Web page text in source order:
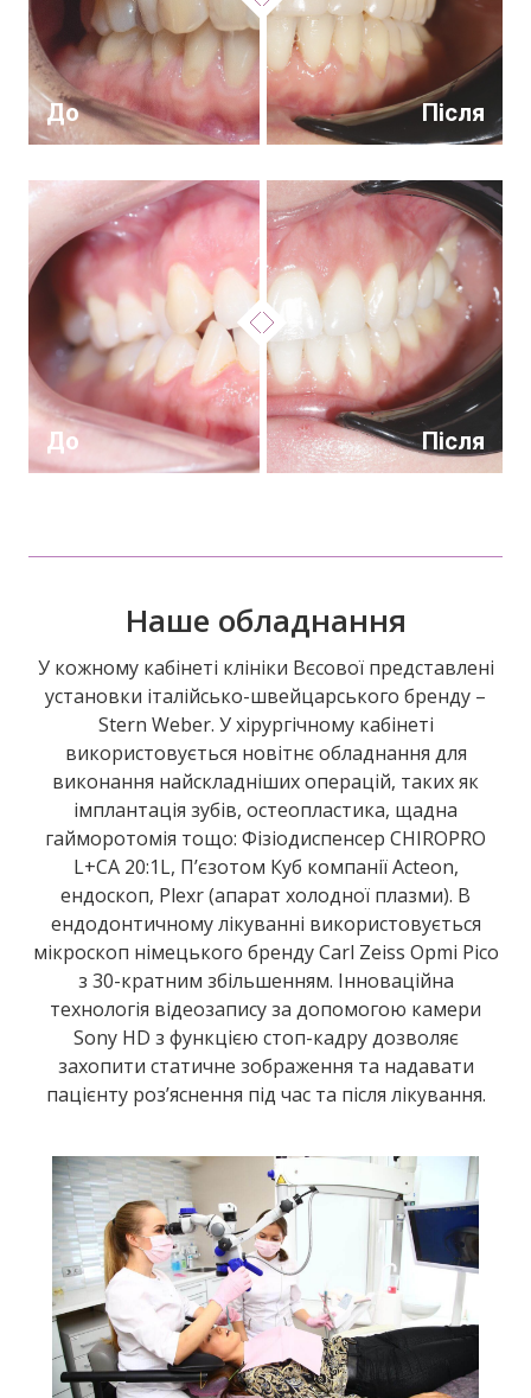
До Після
До Після
Наше обладнання
установки італійсько-швейцарського бренду –
Stern Weber. У хірургічному кабінеті
використовується новітнє обладнання для
виконання найскладніших операцій, таких як
імплантація зубів, остеопластика, щадна
гайморотомія тощо: Фізіодиспенсер CHIROPRO
L+CA 20:1L, П’єзотом Куб компанії Acteon,
ендоскоп, Plexr (апарат холодної плазми). В
ендодонтичному лікуванні використовується
мікроскоп німецького бренду Carl Zeiss Opmi Pico
з 30-кратним збільшенням. Інноваційна
технологія відеозапису за допомогою камери
Sony HD з функцією стоп-кадру дозволяє
захопити статичне зображення та надавати
пацієнту роз’яснення під час та після лікування.